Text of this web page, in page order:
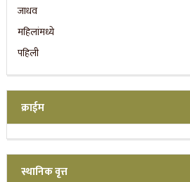
क्राईम
स्थानिक वृत्त